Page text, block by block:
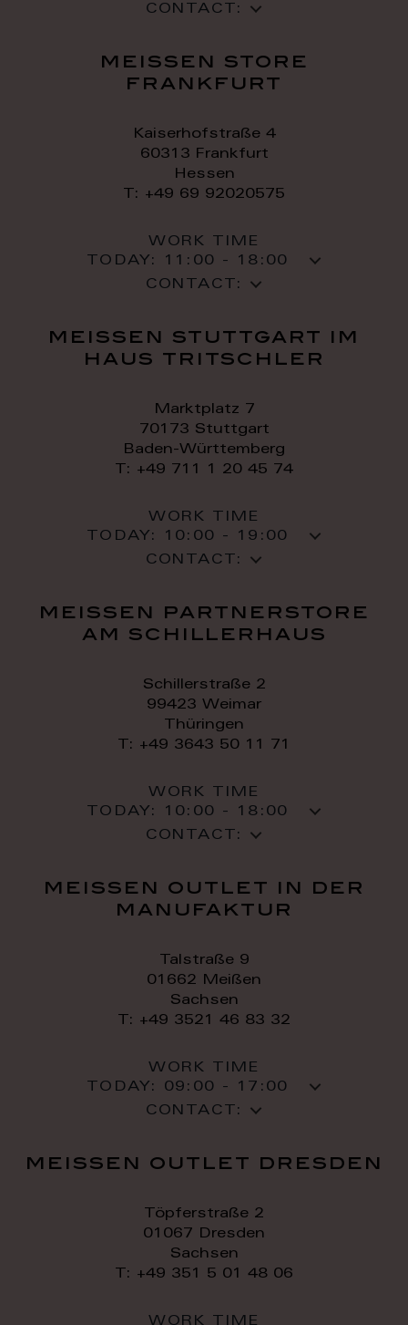
CONTACT:
meissen store
frankfurt
Kaiserhofstraße 4
60313 Frankfurt
Hessen
T: +49 69 92020575
WORK TIME
TODAY:
11:00 - 18:00
CONTACT:
meissen stuttgart im
haus tritschler
Marktplatz 7
70173 Stuttgart
Baden-Württemberg
T: +49 711 1 20 45 74
WORK TIME
TODAY:
10:00 - 19:00
CONTACT:
meissen partnerstore
am schillerhaus
Schillerstraße 2
99423 Weimar
Thüringen
T: +49 3643 50 11 71
WORK TIME
TODAY:
10:00 - 18:00
CONTACT:
meissen outlet in der
manufaktur
Talstraße 9
01662 Meißen
Sachsen
T: +49 3521 46 83 32
WORK TIME
TODAY: 09:00 - 17:00
CONTACT:
meissen outlet dresden
Töpferstraße 2
01067 Dresden
Sachsen
T: +49 351 5 01 48 06
WORK TIME